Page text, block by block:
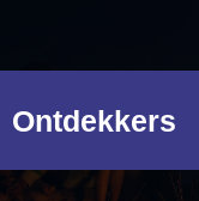
Ontdekkers